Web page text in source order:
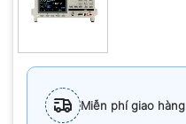
Miễn phí giao hàng